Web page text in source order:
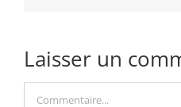
Laisser un